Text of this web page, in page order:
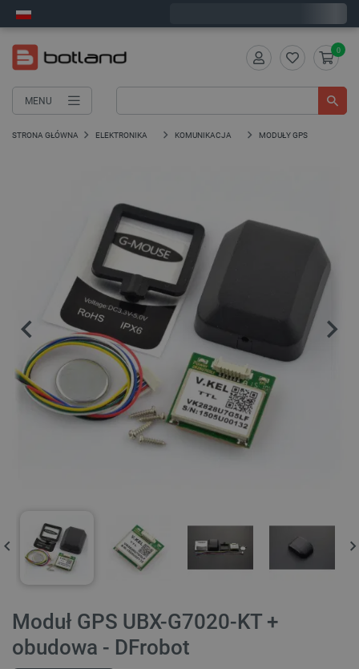
MENU
0
STRONA GŁÓWNA ELEKTRONIKA KOMUNIKACJA MODUŁY GPS
Moduł GPS UBX-G7020-KT +
obudowa - DFrobot